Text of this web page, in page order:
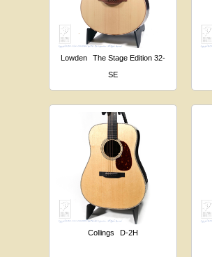
Lowden
The Stage Edition 32-
SE
Collings D-2H